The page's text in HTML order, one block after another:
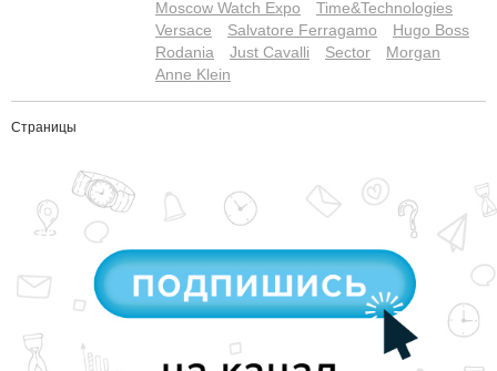
Moscow Watch Expo
Time&Technologies
Versace
Salvatore Ferragamo
Hugo Boss
Rodania
Just Cavalli Sector
Morgan
Anne Klein
Страницы